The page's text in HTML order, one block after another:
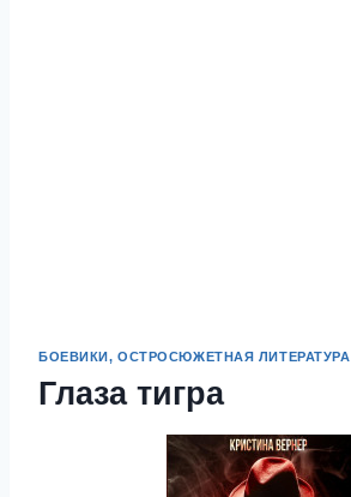
БОЕВИКИ, ОСТРОСЮЖЕТНАЯ ЛИТЕРАТУРА
Глаза тигра